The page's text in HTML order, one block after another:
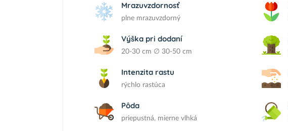
Mrazuvzdornosť
plne mrazuvzdorný
Výška pri dodaní
20-30 cm ∅ 30-50 cm
Intenzita rastu
rýchlo rastúca
Pôda
priepustná, mierne vlhká